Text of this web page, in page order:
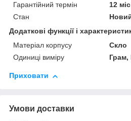
Гарантійний термін
12 міс
Стан
Додаткові функції і
Матеріал корпусу
Скло
Одиниці виміру
Грам,
Приховати
Умови доставки